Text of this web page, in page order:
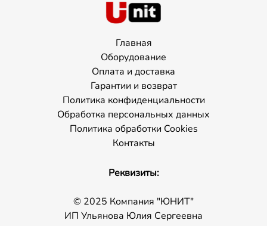
Главная
Оборудование
Оплата и доставка
Гарантии и возврат
Политика конфиденциальности
Обработка персональных данных
Политика обработки Cookies
Контакты
Реквизиты:
© 2025 Компания "ЮНИТ"
ИП Ульянова Юлия Сергеевна